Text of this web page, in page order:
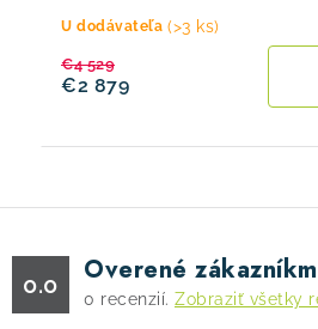
U dodávateľa (>3 ks)
€2 879
€4 529
0.0 Overené
0 recenzií. Zobraziť všetky